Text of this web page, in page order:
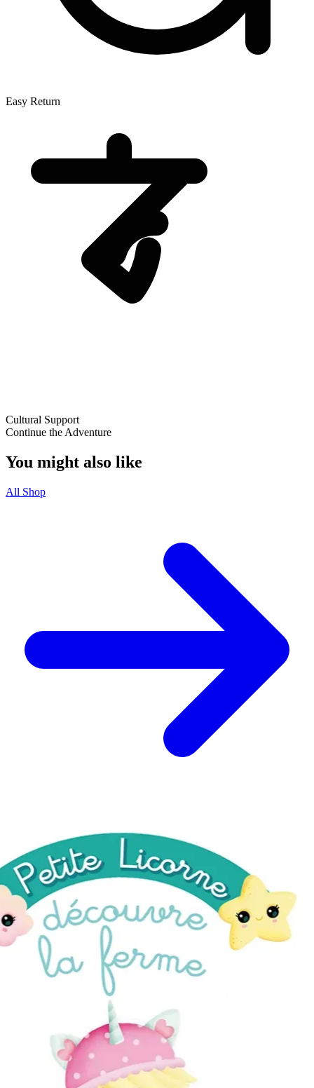
Easy Return
Cultural Support
Continue the Adventure
You might also like
All Shop